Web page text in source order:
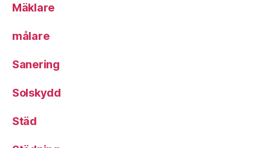
Mäklare
målare
Sanering
Solskydd
Städ